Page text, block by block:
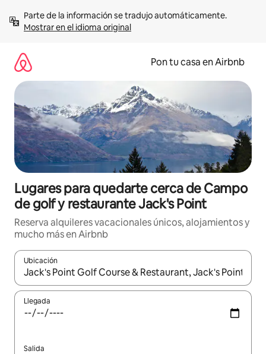
contenidoMostrar en el idioma original
Pon tu casa en Airbnb
Lugares para quedarte cerca de Campo
de golf y restaurante Jack's Point
Reserva alquileres vacacionales únicos, alojamientos y
mucho más en Airbnb
Ubicación
Cuando los resultados estén disponibles, navega con las
Llegada
Salida